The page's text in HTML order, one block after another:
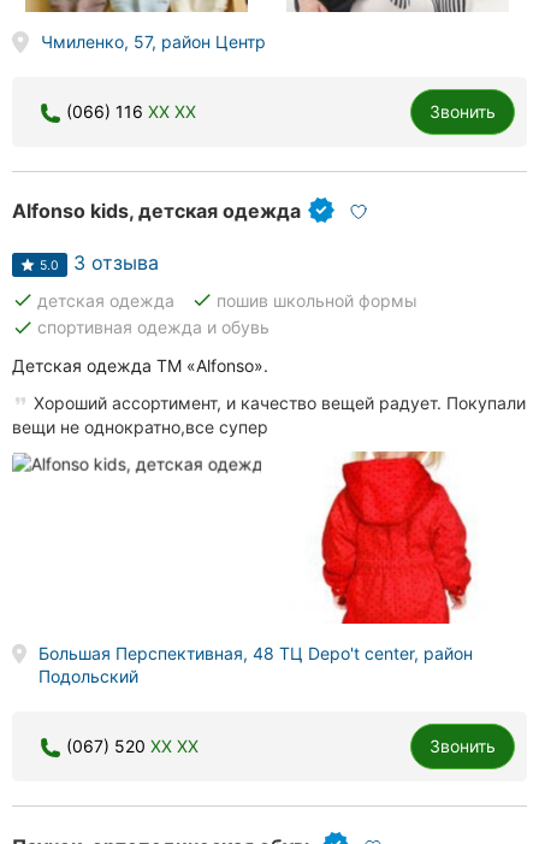
Чмиленко, 57, район Центр
(066) 116 XX XX Звонить
Alfonso kids, детская одежда
5.0 3 отзыва
done детская одежда done пошив школьной формы
done спортивная одежда и обувь
Детская одежда ТМ «Alfonso».
Хороший ассортимент, и качество вещей радует. Покупали
вещи не однократно,все супер
Большая Перспективная, 48 ТЦ Depo't center, район
Подольский
(067) 520 XX XX Звонить